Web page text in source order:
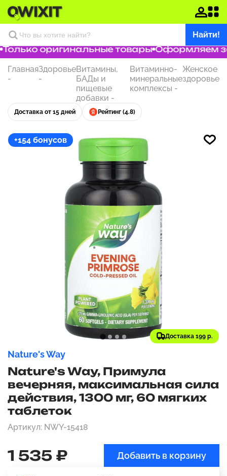
Найти!
оригинальные товары Оформляем
Главная
-
Здоровье
-
Витамины,
БАДы и
пищевые
добавки -
Витаминно-
минеральные
комплексы -
Женское
здоровье
Доставка от 15 дней Рейтинг (4.8)
+154 бонусов
Доставка 199 р.
Nature's Way
Nature's Way, Примула
вечерняя, максимальная сила
действия, 1300 мг, 60 мягких
таблеток
Артикул: NWY-15418
1 535 ₽ Добавить в корзину